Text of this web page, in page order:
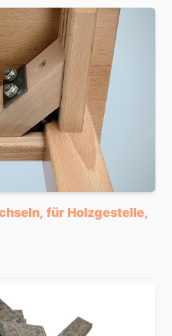
für Holzgestelle,